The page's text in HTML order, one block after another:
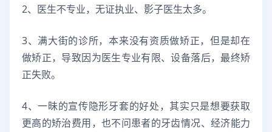
2、医生不专业，无证执业、影子医生太多。
3、满大街的诊所，本来没有资质做矫正，但是却在
做矫正，导致因为医生专业有限、设备落后，最终矫
正失败。
4、一昧的宣传隐形牙套的好处，其实只是想要获取
更高的矫治费用，也不问患者的牙齿情况、经济能力